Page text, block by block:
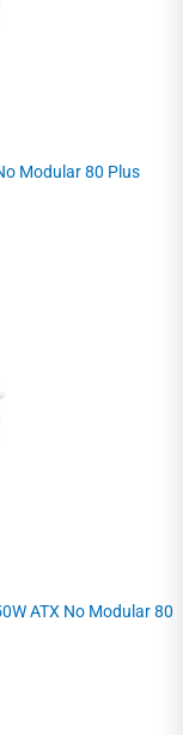
Modular 80 Plus
ATX No Modular 80